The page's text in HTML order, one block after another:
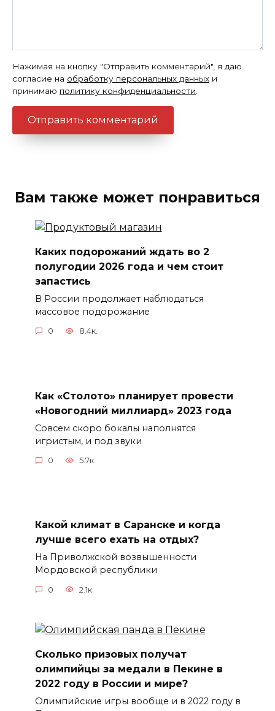
Нажимая на кнопку "Отправить комментарий", я даю
согласие на обработку персональных данных и
принимаю политику конфиденциальности.
Вам также может понравиться
Каких подорожаний ждать во 2
полугодии 2026 года и чем стоит
запастись
В России продолжает наблюдаться
массовое подорожание
0 8.4к.
Как «Столото» планирует провести
«Новогодний миллиард» 2023 года
Совсем скоро бокалы наполнятся
игристым, и под звуки
0 5.7к.
Какой климат в Саранске и когда
лучше всего ехать на отдых?
На Приволжской возвышенности
Мордовской республики
0 2.1к.
Сколько призовых получат
олимпийцы за медали в Пекине в
2022 году в России и мире?
Олимпийские игры вообще и в 2022 году в